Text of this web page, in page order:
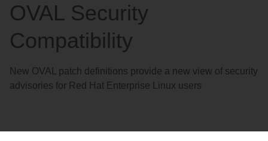
OVAL Security
Compatibility
New OVAL patch definitions provide a new view of security
advisories for Red Hat Enterprise Linux users